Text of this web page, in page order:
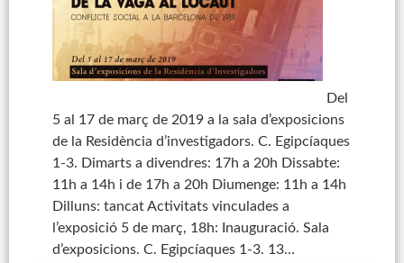
Del
5 al 17 de març de 2019 a la sala d’exposicions
de la Residència d’investigadors. C. Egipcíaques
1-3. Dimarts a divendres: 17h a 20h Dissabte:
11h a 14h i de 17h a 20h Diumenge: 11h a 14h
Dilluns: tancat Activitats vinculades a
l’exposició 5 de març, 18h: Inauguració. Sala
d’exposicions. C. Egipcíaques 1-3. 13…